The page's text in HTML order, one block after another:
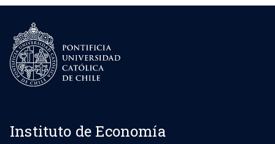
Instituto de Economía